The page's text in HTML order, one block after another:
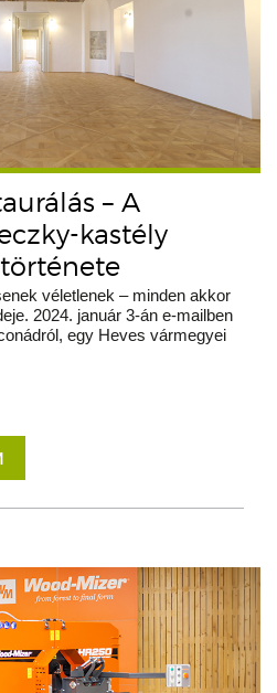
– A
kastély
véletlenek – minden akkor
2024. január 3-án e-mailben
egy Heves vármegyei